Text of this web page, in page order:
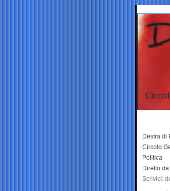
Destra di
Circolo
Politica
Diretto
Scrivici: